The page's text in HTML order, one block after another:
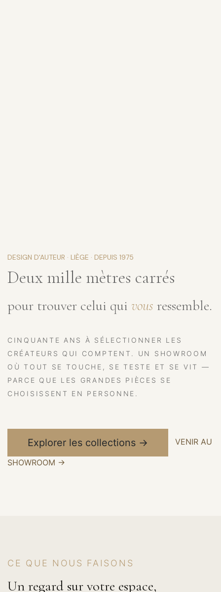
DESIGN D'AUTEUR · LIÈGE · DEPUIS 1975
Deux mille mètres carrés
pour trouver celui qui vous ressemble.
CINQUANTE ANS À SÉLECTIONNER LES
CRÉATEURS QUI COMPTENT. UN SHOWROOM
OÙ TOUT SE TOUCHE, SE TESTE ET SE VIT —
PARCE QUE LES GRANDES PIÈCES SE
CHOISISSENT EN PERSONNE.
Explorer les collections → VENIR AU
SHOWROOM →
CE QUE NOUS FAISONS
Un regard sur votre espace,